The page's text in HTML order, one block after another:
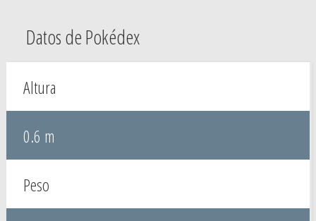
Datos de Pokédex
Altura
0.6 m
Peso